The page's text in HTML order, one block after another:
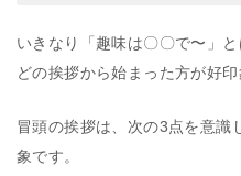
いきなり「趣味は〇〇で〜」
どの挨拶から始まった方が好印
冒頭の挨拶は、次の3点を意識
象です。